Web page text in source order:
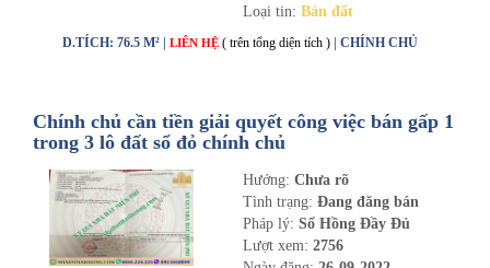
Loại tin: Bán đất
D.TÍCH: 76.5 M² | LIÊN HỆ ( trên tổng diện tích ) | CHÍNH CHỦ
Chính chủ cần tiền giải quyết công việc bán gấp 1
trong 3 lô đất sổ đỏ chính chủ
Hướng: Chưa rõ
Tình trạng: Đang đăng bán
Pháp lý: Sổ Hồng Đầy Đủ
Lượt xem: 2756